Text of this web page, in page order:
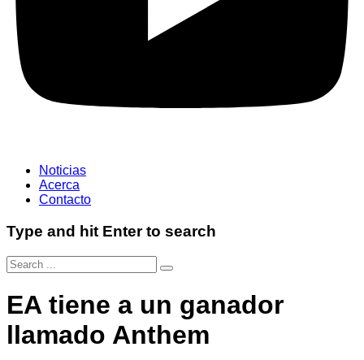
Noticias
Acerca
Contacto
Type and hit Enter to search
EA tiene a un ganador
llamado Anthem